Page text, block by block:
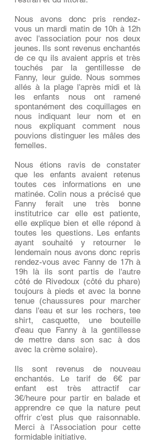
Nous avons donc pris rendez-
vous un mardi matin de 10h à 12h
avec l'association pour nos deux
jeunes. Ils sont revenus enchantés
de ce qu ils avaient appris et très
touchés par la gentillesse de
Fanny, leur guide. Nous sommes
allés à la plage l'après midi et là
les enfants nous ont ramené
spontanément des coquillages en
nous indiquant leur nom et en
nous expliquant comment nous
pouvions distinguer les mâles des
femelles.
Nous étions ravis de constater
que les enfants avaient retenus
toutes ces informations en une
matinée. Colin nous a précisé que
Fanny ferait une très bonne
institutrice car elle est patiente,
elle explique bien et elle répond à
toutes les questions. Les enfants
ayant souhaité y retourner le
lendemain nous avons donc repris
rendez-vous avec Fanny de 17h à
19h là ils sont partis de l'autre
côté de Rivedoux (côté du phare)
toujours à pieds et avec la bonne
tenue (chaussures pour marcher
dans l'eau et sur les rochers, tee
shirt, casquette, une bouteille
d'eau que Fanny à la gentillesse
de mettre dans son sac à dos
avec la crème solaire).
Ils sont revenus de nouveau
enchantés. Le tarif de 6€ par
enfant est très attractif car
3€/heure pour partir en balade et
apprendre ce que la nature peut
offrir c'est plus que raisonnable.
Merci à l'Association pour cette
formidable initiative.